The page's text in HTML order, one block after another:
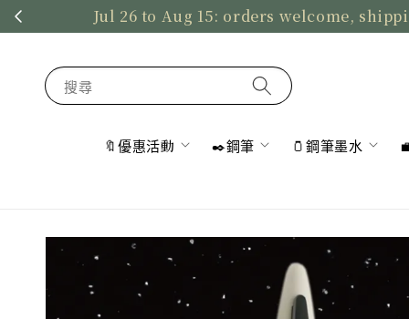
Jul 26 to Aug 15: orders welcome,
搜尋
🔖優惠活動 ✒️鋼筆 🫙鋼筆墨水